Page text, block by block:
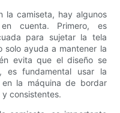
la camiseta, hay algunos
cuenta. Primero, es
para sujetar la tela
solo ayuda a mantener la
evita que el diseño se
es fundamental usar la
la máquina de bordar
consistentes.